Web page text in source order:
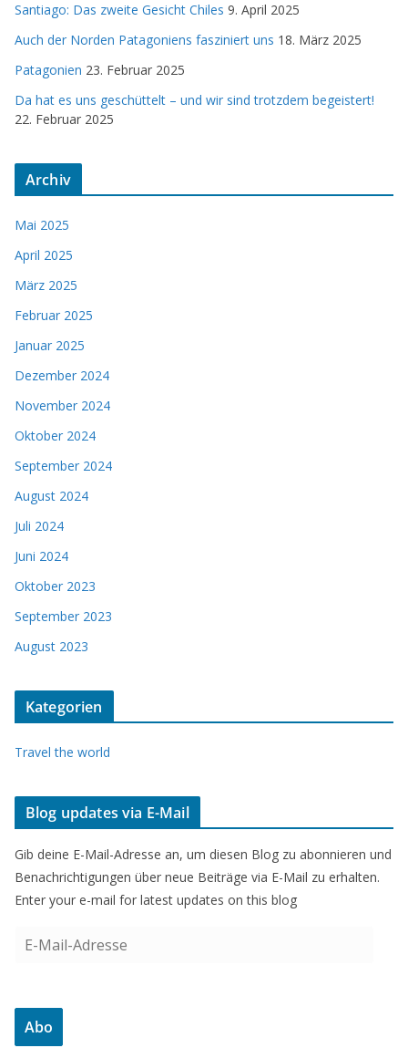
Santiago: Das zweite Gesicht Chiles 9. April 2025
Auch der Norden Patagoniens fasziniert uns 18. März 2025
Patagonien 23. Februar 2025
Da hat es uns geschüttelt – und wir sind trotzdem begeistert!
22. Februar 2025
Archiv
Mai 2025
April 2025
März 2025
Februar 2025
Januar 2025
Dezember 2024
November 2024
Oktober 2024
September 2024
August 2024
Juli 2024
Juni 2024
Oktober 2023
September 2023
August 2023
Kategorien
Travel the world
Blog updates via E-Mail
Gib deine E-Mail-Adresse an, um diesen Blog zu abonnieren und
Benachrichtigungen über neue Beiträge via E-Mail zu erhalten.
Enter your e-mail for latest updates on this blog
a
Abo